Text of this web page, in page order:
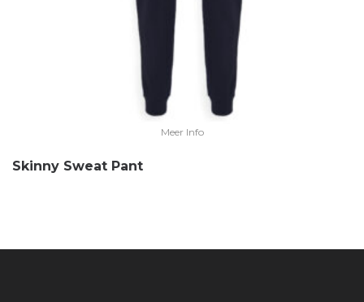
Meer Info
Skinny Sweat Pant